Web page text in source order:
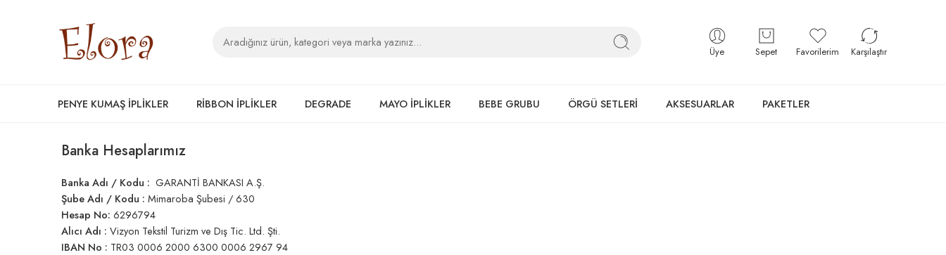
Üye Sepet Favorilerim Karşılaştır
PENYE KUMAŞ İPLİKLER RİBBON İPLİKLER DEGRADE MAYO İPLİKLER BEBE GRUBU ÖRGÜ SETLERİ AKSESUARLAR PAKETLER
Banka Hesaplarımız
Banka Adı / Kodu : GARANTİ BANKASI A.Ş.
Şube Adı / Kodu : Mimaroba Şubesi / 630
Hesap No: 6296794
Alıcı Adı : Vizyon Tekstil Turizm ve Dış Tic. Ltd. Şti.
IBAN No : TR03 0006 2000 6300 0006 2967 94